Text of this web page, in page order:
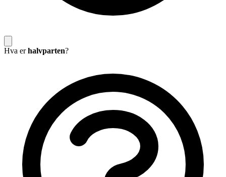
Hva erhalvparten?